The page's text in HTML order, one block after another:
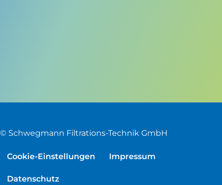
© Schwegmann Filtrations-Technik GmbH
Cookie-Einstellungen Impressum
Datenschutz